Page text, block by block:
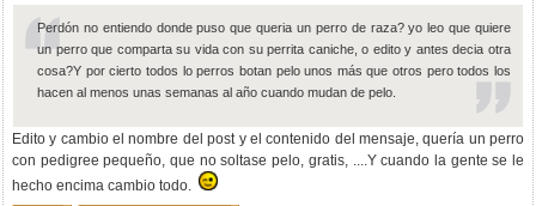
Perdón no entiendo donde puso que queria un perro de raza? yo leo que quiere
un perro que comparta su vida con su perrita caniche, o edito y antes decia otra
cosa?Y por cierto todos lo perros botan pelo unos más que otros pero todos los
hacen al menos unas semanas al año cuando mudan de pelo.
Edito y cambio el nombre del post y el contenido del mensaje, quería un perro
con pedigree pequeño, que no soltase pelo, gratis, ....Y cuando la gente se le
hecho encima cambio todo.